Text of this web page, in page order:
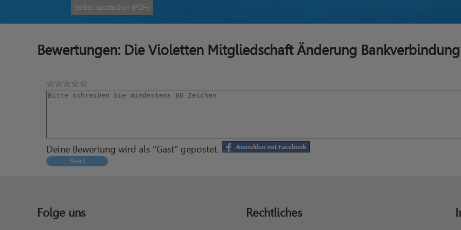
Selbst ausdruchen (PDF)
Bewertungen: Die Violetten Mitgliedschaft Änderung Bankverbindung
Deine Bewertung wird als "Gast" gepostet.
Send
Folge uns Rechtliches